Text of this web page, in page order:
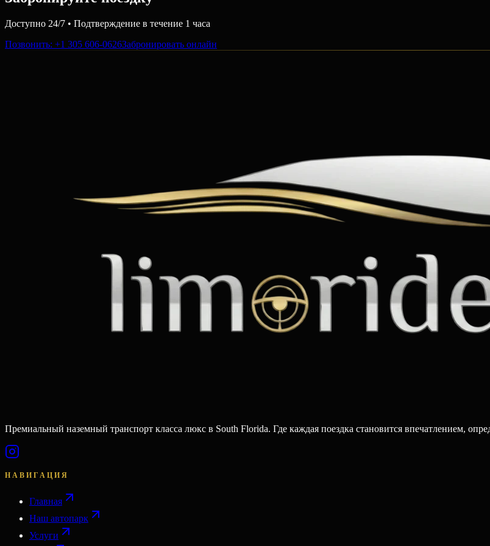
Доступно 24/7 • Подтверждение в течение 1 часа
Позвонить: +1 305 606-0626Забронировать онлайн
Премиальный наземный транспорт класса люкс в South Florida. Где каждая поездка становится впечатлением,
НАВИГАЦИЯ
Главная
Наш автопарк
Услуги